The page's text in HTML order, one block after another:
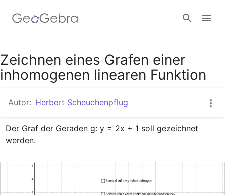
Google Classroom
Anmelden
Zeichnen eines Grafen einer
inhomogenen linearen Funktion
Autor: Herbert Scheuchenpflug
Der Graf der Geraden g: y = 2x + 1 soll gezeichnet
werden.